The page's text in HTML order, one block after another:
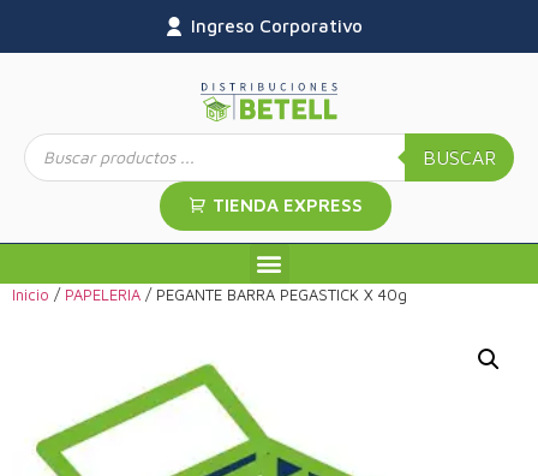
Ingreso Corporativo
BUSCAR
TIENDA EXPRESS
Inicio / PAPELERIA / PEGANTE BARRA PEGASTICK X 40g